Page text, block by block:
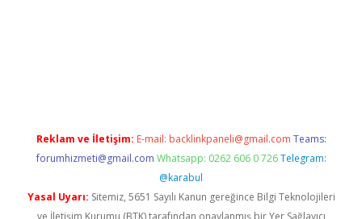
Reklam ve İletişim: E-mail: backlinkpaneli@gmail.com Teams:
forumhizmeti@gmail.com Whatsapp: 0262 606 0 726 Telegram:
@karabul
Yasal Uyarı: Sitemiz, 5651 Sayılı Kanun gereğince Bilgi Teknolojileri
ve İletişim Kurumu (BTK) tarafından onaylanmış bir Yer Sağlayıcı